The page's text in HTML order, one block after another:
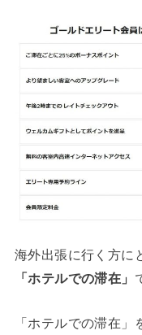
海外出張に行く方に
「ホテルでの滞在」
「ホテルでの滞在